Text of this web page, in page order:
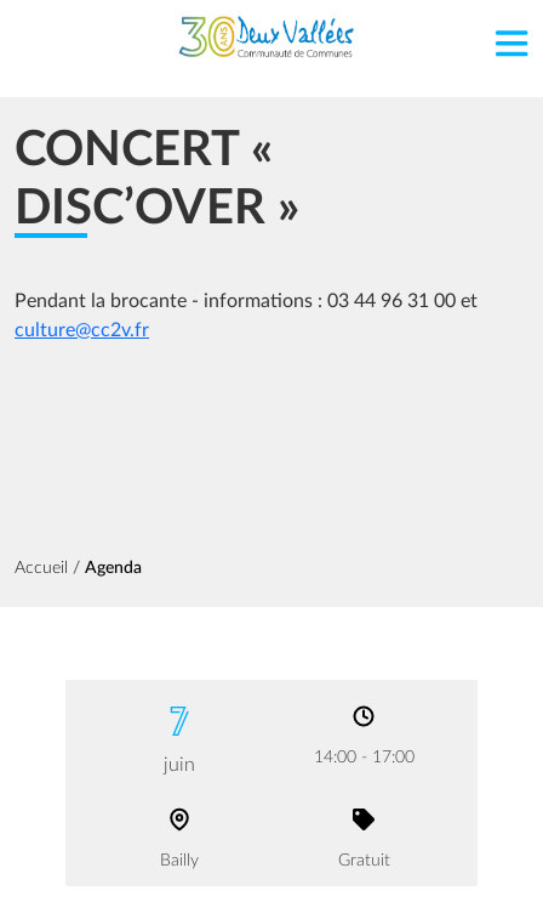
Aller au contenu principal
CONCERT «
DISC’OVER »
Pendant la brocante - informations : 03 44 96 31 00 et
culture@cc2v.fr
Fil d'Ariane
Accueil Agenda
7
juin 14:00 - 17:00
Bailly Gratuit